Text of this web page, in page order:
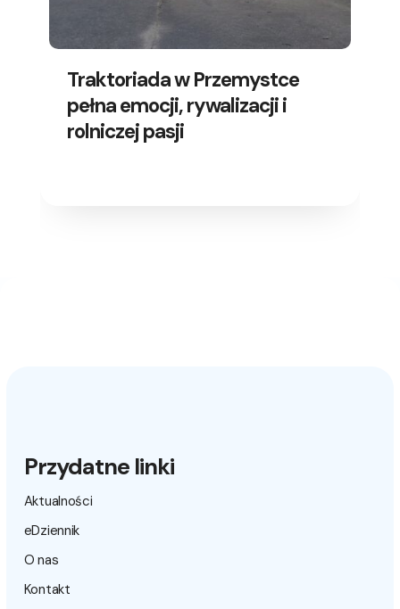
Traktoriada w Przemystce
pełna emocji, rywalizacji i
rolniczej pasji
Przydatne linki
Aktualności
eDziennik
O nas
Kontakt